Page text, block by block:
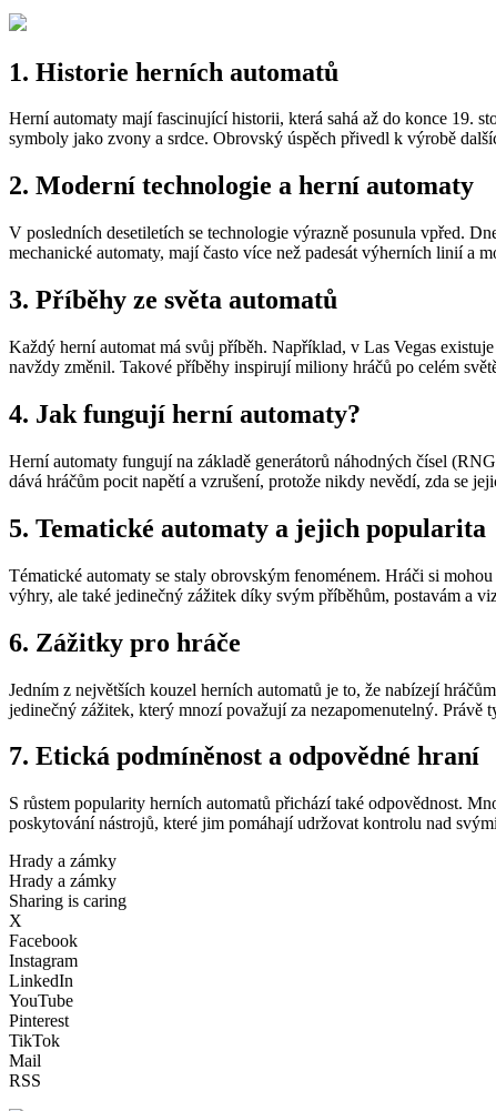
1. Historie herních automatů
Herní automaty mají fascinující historii, která sahá až do konce 19.
symboly jako zvony a srdce. Obrovský úspěch přivedl k výrobě
2. Moderní technologie a herní automaty
V posledních desetiletích se technologie výrazně posunula vpřed.
mechanické automaty, mají často více než padesát výherních linií a
3. Příběhy ze světa automatů
Každý herní automat má svůj příběh. Například, v Las Vegas
navždy změnil. Takové příběhy inspirují miliony hráčů po celém
4. Jak fungují herní automaty?
Herní automaty fungují na základě generátorů náhodných čísel
dává hráčům pocit napětí a vzrušení, protože nikdy nevědí, zda se
5. Tematické automaty a jejich popularita
Tématické automaty se staly obrovským fenoménem. Hráči si
výhry, ale také jedinečný zážitek díky svým příběhům, postavám a
6. Zážitky pro hráče
Jedním z největších kouzel herních automatů je to, že nabízejí
jedinečný zážitek, který mnozí považují za nezapomenutelný. Právě
7. Etická podmíněnost a odpovědné hraní
S růstem popularity herních automatů přichází také odpovědnost.
poskytování nástrojů, které jim pomáhají udržovat kontrolu nad
Hrady a zámky
Hrady a zámky
Sharing is caring
X
Facebook
Instagram
LinkedIn
YouTube
Pinterest
TikTok
Mail
RSS